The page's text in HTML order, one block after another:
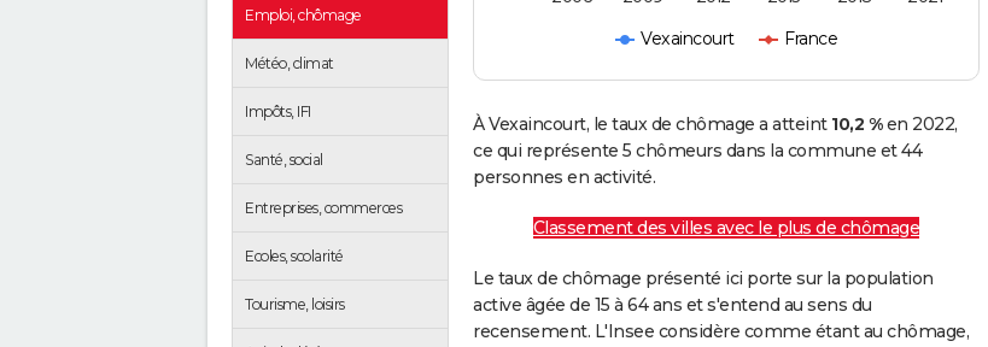
Emploi, chômage
Météo, climat
Impôts, IFI
Santé, social
Entreprises, commerces
Ecoles, scolarité
Tourisme, loisirs
Vexaincourt France
À Vexaincourt, le taux de chômage a atteint 10,2 %en 2022,
ce qui représente 5 chômeurs dans la commune et 44
personnes en activité.
Classement des villes avec le plus de chômage
Le taux de chômage présenté ici porte sur la population
active âgée de 15 à 64 ans et s'entend au sens du
recensement. L'Insee considère comme étant au chômage,